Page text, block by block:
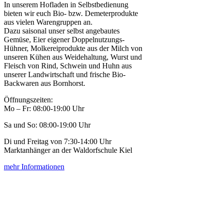
In unserem Hofladen in Selbstbedienung
bieten wir euch Bio- bzw. Demeterprodukte
aus vielen Warengruppen an.
Dazu saisonal unser selbst angebautes
Gemüse, Eier eigener Doppelnutzungs-
Hühner, Molkereiprodukte aus der Milch von
unseren Kühen aus Weidehaltung, Wurst und
Fleisch von Rind, Schwein und Huhn aus
unserer Landwirtschaft und frische Bio-
Backwaren aus Bornhorst.
Öffnungszeiten:
Mo – Fr: 08:00-19:00 Uhr
Sa und So: 08:00-19:00 Uhr
Di und Freitag von 7:30-14:00 Uhr
Marktanhänger an der Waldorfschule Kiel
mehr Informationen